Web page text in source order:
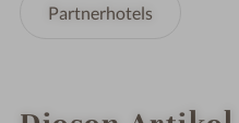
Partnerhotels